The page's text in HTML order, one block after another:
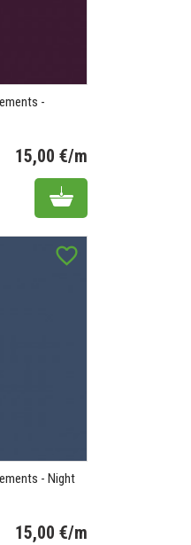
-
15,00 €/m
Add to cart
favorite_border
- Night
15,00 €/m